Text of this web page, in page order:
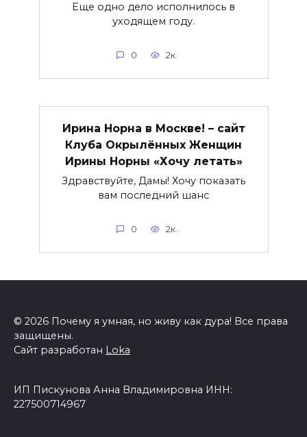
Еще одно дело исполнилось в
уходящем году.
0 2к.
Ирина Норна в Москве! – сайт
Клуба Окрылённых Женщин
Ирины Норны «Хочу летать»
Здравствуйте, Дамы! Хочу показать
вам последний шанс
0 2к.
© 2026 Почему я умная, но живу как дура! Все права
защищены.
Сайт разработан Loka
ИП Пискунова Анна Владимировна ИНН:
227500714967